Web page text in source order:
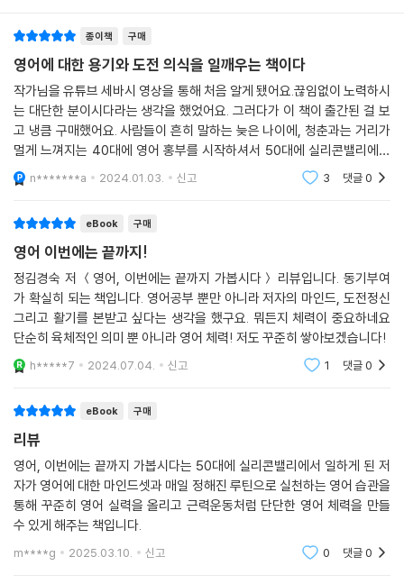
리게 써먹어서 우스운 상황이 자주 벌어졌습니다. 한번은 제 미국인 친구
에게 “나는 예전에는 굉장히 소극적이어서 남들 앞에 드러내는 것을 좋아
하지 않았어(I did not like to expose myself.)”라고 말하며 이야기를
시작했어요. 그랬더니 이 친구가 갑자기 “워~워~워~” 하는 겁니다. 무슨
문제냐고 되물으니 그 친구가 얼굴이 빨개져서는 “그럴 땐 수동태 be ex
posed를 써야 해”라고 하는 겁니다. “I did not like to be exposed t
o the public.”라고요. 알고 보니 expose myself는 능동태로 쓰면 ‘성
낯 뜨거워지는 실수들입니다. 하지만 그렇게 영어를 써먹는 과정에서 실수
해봅니다. 그렇게 실수한 건 절대 까먹지도, 다시 실수하지도 않게 됩니다.
---「8장 〈매일 실수하지만 결코 실패하지 않는다〉」중에서
사물을 보고 한국말을 떠올린 다음 영어로 번역해서 말하던 기존의 습관적
사고 대신에, 영어로 생각하고 영어로 말하는 것을 새로운 습관으로 가져
보는 거예요. ‘영어 마인드셋’을 탑재하는 거죠. (중략) 틈나는 대로 일상 속
상 속에서 계속 떠올려보는 겁니다. 하루 30분이라도 한국말에서 영어로
번역하는 게 아니라, 영어로 생각하고 말하는 훈련을 하면서 우리 삶 자체
를 영어에 계속 열어둘 수 있습니다. 그렇게 하루의 일부분을 영어화 하는
마인드셋을 유지하면 자연스럽게 영어를 하는 시간이 빠른 속도로 쌓이게
됩니다. 일상에 영어 마인드셋을 새기는 방법을 영어 수준에 따라 다섯 단
계로 나눠 소개하겠습니다.
---「10장 〈영어를 숨 쉬듯 ‘써먹는’ 영어 마인드셋〉」중에서
“아니, 내가 당신의 부하직원입니까? 업무 협조를 할 때 Can you~로 시
작하는 말투는 너무 무례하잖아요.” “시간이 날 때(If you have time) 해
달라고 하셔서, 시간이 없어서 안 한 건데요?” “로이스, ‘브라운백 런치’라
는 말은 인종차별 언어라 쓰지 않는 게 좋아요.” 정확한 영어 문법이나 표
현의 뉘앙스를 따질 여유도 없는 급박한 업무 환경 속에서, 저자는 이와 같
이 영어로 인한 소통 미스에 시도 때도 없이 부딪혀야 했다.(1장) 일만 잘하
면 영어 좀 못하는 게 흠이 아니라고 믿었건만, 일상적인 업무 협조 이메일
에 원어민 동료가 버럭 화를 내고, 자기도 모르게 인종차별적 표현을 말한
뉘앙스를 읽지 못하는 거친 영어, 업데이트 되지 않은 과거의 유물 같은 영
어로는 결코 나의 가치관과 캐릭터를 지키며 일할 수 없다는 사실을 말이
다.
영어 발표 하나를 하기 위해 며칠씩 대본을 달달 외우고, 해외 출장길에서
피자 한 판 시키는 것조차 부담스러웠던 저자는 나이 마흔, 비로소 본격적
인 영어 공부에 뛰어들었다. 왕초보 발음 공부부터 다시 시작해 자신의 영
어 이름 로이스(Lois)의 발음을 15년 만에 고치고, ‘원어민처럼 영어를 하
리고 나이 50이 되었을 때 이전에는 꿈에도 상상할 수 없었던 실리콘밸리
행에 도전하게 된다. 미국 구글 본사에 자신이 제안하여 만든 글로벌 커뮤
니케이션 팀에 디렉터로서 자리를 옮기게 된 것이다. 이것이야말로 인생의
걸림돌이라 믿었던 영어가 만들어준 기회였다.
■ 영어 실패의 악순환을 깨고 영어를 근력처럼 키우는 시스템을 만들어라
“영어에 ‘근손실’이 오지 않도록, 단단한 ‘영어 체력’을 다져야 합니다”
종이책 구매
영어에 대한 용기와 도전 의식을 일깨우는 책이다
작가님을 유튜브 세바시 영상을 통해 처음 알게 됐어요.끊임없이 노력하시
는 대단한 분이시다라는 생각을 했었어요. 그러다가 이 책이 출간된 걸 보
고 냉큼 구매했어요. 사람들이 흔히 말하는 늦은 나이에, 청춘과는 거리가
멀게 느껴지는 40대에 영어 홍부를 시작하셔서 50대에 실리콘밸리에서
의 새로운 도전을 시작하신 부분이 무척 인상적이었어요.하고 싶은 일이
있으면 도전해서 꾸
n*******a 2024.01.03. 신고 3 댓글0
eBook 구매
영어 이번에는 끝까지!
정김경숙 저 ＜영어, 이번에는 끝까지 가봅시다＞ 리뷰입니다. 동기부여
가 확실히 되는 책입니다. 영어공부 뿐만 아니라 저자의 마인드, 도전정신
그리고 활기를 본받고 싶다는 생각을 했구요. 뭐든지 체력이 중요하네요
단순히 육체적인 의미 뿐 아니라 영어 체력! 저도 꾸준히 쌓아보겠습니다!
h*****7 2024.07.04. 신고 1 댓글0
eBook 구매
리뷰
영어, 이번에는 끝까지 가봅시다는 50대에 실리콘밸리에서 일하게 된 저
자가 영어에 대한 마인드셋과 매일 정해진 루틴으로 실천하는 영어 습관을
통해 꾸준히 영어 실력을 올리고 근력운동처럼 단단한 영어 체력을 만들
수 있게 해주는 책입니다.
m****g 2025.03.10. 신고 0 댓글0